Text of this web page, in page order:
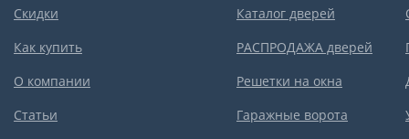
Скидки
Как купить
О компании
Статьи
Каталог дверей
РАСПРОДАЖА дверей
Решетки на окна
Гаражные ворота